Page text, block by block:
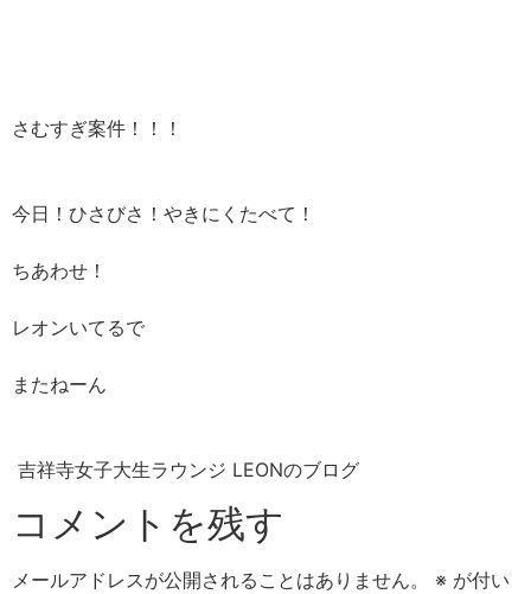
さむすぎ案件！！！
今日！ひさびさ！やきにくたべて！
ちあわせ！
レオンいてるで
またねーん
吉祥寺女子大生ラウンジ LEONのブログ
コメントを残す
メールアドレスが公開されることはありません。 ※ が付い